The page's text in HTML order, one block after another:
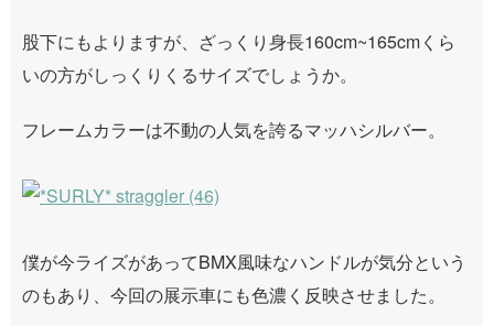
股下にもよりますが、ざっくり身長160cm~165cmくら
いの方がしっくりくるサイズでしょうか。
フレームカラーは不動の人気を誇るマッハシルバー。
僕が今ライズがあってBMX風味なハンドルが気分という
のもあり、今回の展示車にも色濃く反映させました。